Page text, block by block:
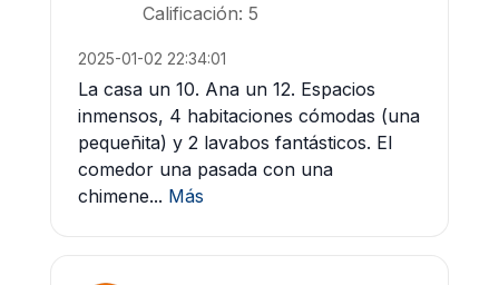
Calificación: 5
2025-01-02 22:34:01
La casa un 10. Ana un 12. Espacios
inmensos, 4 habitaciones cómodas (una
pequeñita) y 2 lavabos fantásticos. El
comedor una pasada con una
chimene... Más